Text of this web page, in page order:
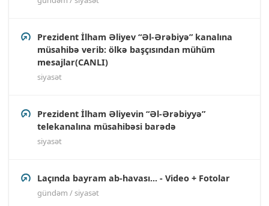
Prezident İlham Əliyev “Əl-Ərəbiyə” kanalına
müsahibə verib: ölkə başçısından mühüm
mesajlar(CANLI)
siyasət
Prezident İlham Əliyevin “Əl-Ərəbiyyə”
telekanalına müsahibəsi barədə
siyasət
Laçında bayram ab-havası... - Video + Fotolar
gündəm / siyasət